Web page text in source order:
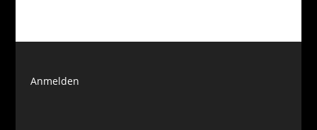
Anmelden